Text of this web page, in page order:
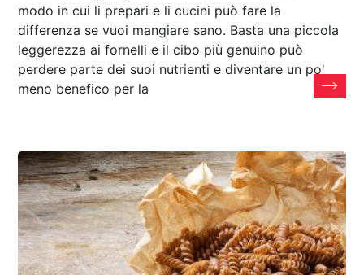
modo in cui li prepari e li cucini può fare la
differenza se vuoi mangiare sano. Basta una piccola
leggerezza ai fornelli e il cibo più genuino può
perdere parte dei suoi nutrienti e diventare un po'
meno benefico per la